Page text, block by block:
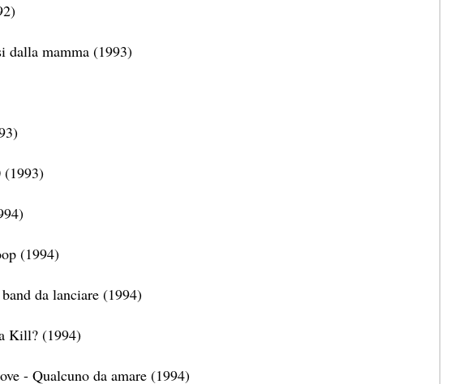
dalla mamma (1993)
(1993)
(1994)
da lanciare (1994)
Kill? (1994)
- Qualcuno da amare (1994)